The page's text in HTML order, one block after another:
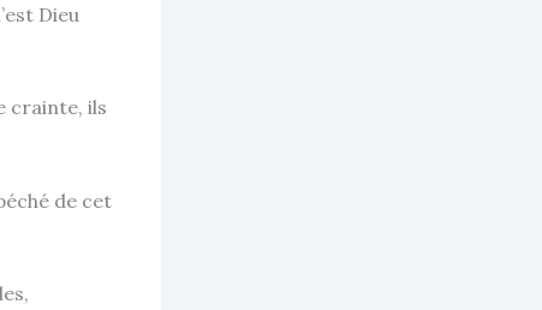
Dieu
crainte, ils
de cet